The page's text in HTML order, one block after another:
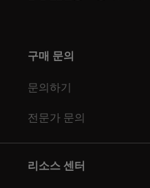
구매 문의
문의하기
전문가 문의
리소스 센터